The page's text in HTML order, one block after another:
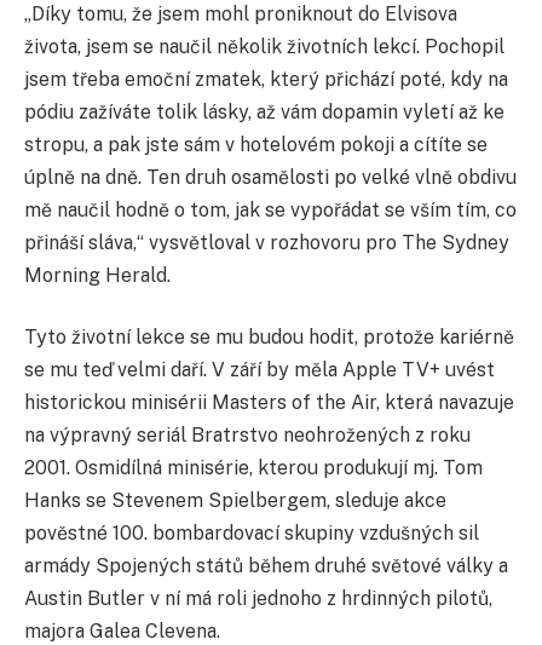
„Díky tomu, že jsem mohl proniknout do Elvisova
života, jsem se naučil několik životních lekcí. Pochopil
jsem třeba emoční zmatek, který přichází poté, kdy na
pódiu zažíváte tolik lásky, až vám dopamin vyletí až ke
stropu, a pak jste sám v hotelovém pokoji a cítíte se
úplně na dně. Ten druh osamělosti po velké vlně obdivu
mě naučil hodně o tom, jak se vypořádat se vším tím, co
přináší sláva,“ vysvětloval v rozhovoru pro The Sydney
Morning Herald.
Tyto životní lekce se mu budou hodit, protože kariérně
se mu teď velmi daří. V září by měla Apple TV+ uvést
historickou minisérii Masters of the Air, která navazuje
na výpravný seriál Bratrstvo neohrožených z roku
2001. Osmidílná minisérie, kterou produkují mj. Tom
Hanks se Stevenem Spielbergem, sleduje akce
pověstné 100. bombardovací skupiny vzdušných sil
armády Spojených států během druhé světové války a
Austin Butler v ní má roli jednoho z hrdinných pilotů,
majora Galea Clevena.